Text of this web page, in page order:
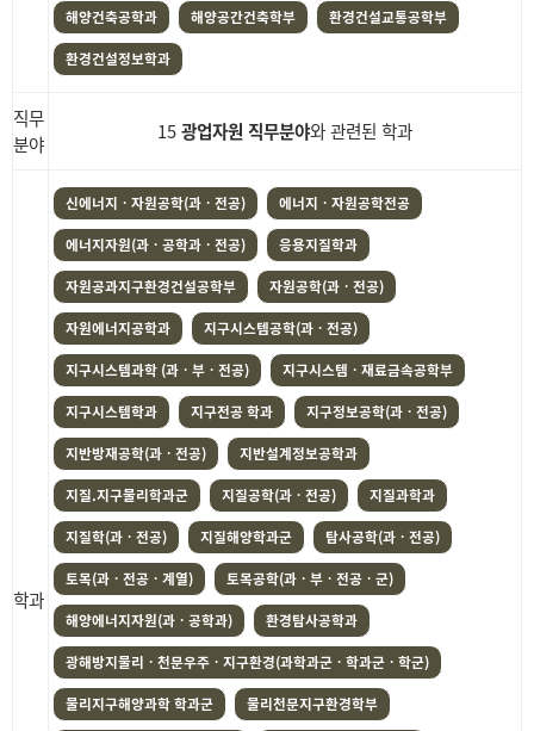
해양건축공학과
해양공간건축학부
환경건설교통공학부
환경건설정보학과
직무
분야
15광업자원 직무분야와 관련된 학과
학과
신에너지ㆍ자원공학(과ㆍ전공)
에너지ㆍ자원공학전공
에너지자원(과ㆍ공학과ㆍ전공)
응용지질학과
자원공과지구환경건설공학부
자원공학(과ㆍ전공)
자원에너지공학과
지구시스템공학(과ㆍ전공)
지구시스템과학 (과ㆍ부ㆍ전공)
지구시스템ㆍ재료금속공학부
지구시스템학과
지구전공 학과
지구정보공학(과ㆍ전공)
지반방재공학(과ㆍ전공)
지반설계정보공학과
지질.지구물리학과군
지질공학(과ㆍ전공)
지질과학과
지질학(과ㆍ전공)
지질해양학과군
탐사공학(과ㆍ전공)
토목(과ㆍ전공ㆍ계열)
토목공학(과ㆍ부ㆍ전공ㆍ군)
해양에너지자원(과ㆍ공학과)
환경탐사공학과
광해방지물리ㆍ천문우주ㆍ지구환경(과학과군ㆍ학과군ㆍ학군)
물리지구해양과학 학과군
물리천문지구환경학부